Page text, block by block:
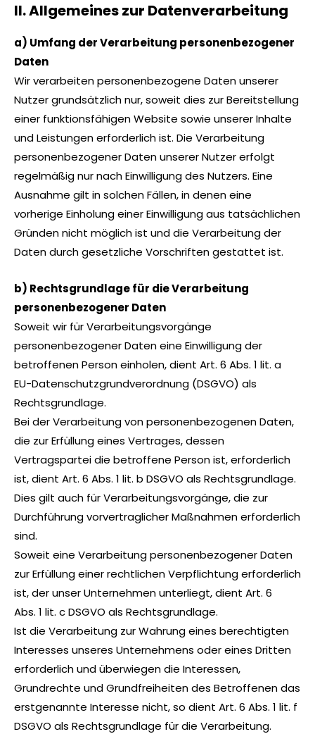
II. Allgemeines zur Datenverarbeitung
a) Umfang der Verarbeitung personenbezogener
Daten
Wir verarbeiten personenbezogene Daten unserer
Nutzer grundsätzlich nur, soweit dies zur Bereitstellung
einer funktionsfähigen Website sowie unserer Inhalte
und Leistungen erforderlich ist. Die Verarbeitung
personenbezogener Daten unserer Nutzer erfolgt
regelmäßig nur nach Einwilligung des Nutzers. Eine
Ausnahme gilt in solchen Fällen, in denen eine
vorherige Einholung einer Einwilligung aus tatsächlichen
Gründen nicht möglich ist und die Verarbeitung der
Daten durch gesetzliche Vorschriften gestattet ist.
b) Rechtsgrundlage für die Verarbeitung
personenbezogener Daten
Soweit wir für Verarbeitungsvorgänge
personenbezogener Daten eine Einwilligung der
betroffenen Person einholen, dient Art. 6 Abs. 1 lit. a
EU-Datenschutzgrundverordnung (DSGVO) als
Rechtsgrundlage.
Bei der Verarbeitung von personenbezogenen Daten,
die zur Erfüllung eines Vertrages, dessen
Vertragspartei die betroffene Person ist, erforderlich
ist, dient Art. 6 Abs. 1 lit. b DSGVO als Rechtsgrundlage.
Dies gilt auch für Verarbeitungsvorgänge, die zur
Durchführung vorvertraglicher Maßnahmen erforderlich
sind.
Soweit eine Verarbeitung personenbezogener Daten
zur Erfüllung einer rechtlichen Verpflichtung erforderlich
ist, der unser Unternehmen unterliegt, dient Art. 6
Abs. 1 lit. c DSGVO als Rechtsgrundlage.
Ist die Verarbeitung zur Wahrung eines berechtigten
Interesses unseres Unternehmens oder eines Dritten
erforderlich und überwiegen die Interessen,
Grundrechte und Grundfreiheiten des Betroffenen das
erstgenannte Interesse nicht, so dient Art. 6 Abs. 1 lit. f
DSGVO als Rechtsgrundlage für die Verarbeitung.